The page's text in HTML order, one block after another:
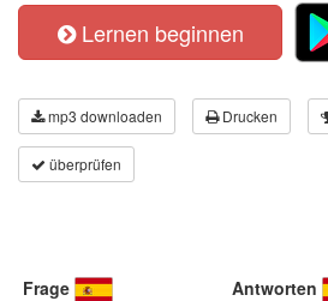
Lernen beginnen
mp3 downloaden Drucken
überprüfen
Frage Antworten